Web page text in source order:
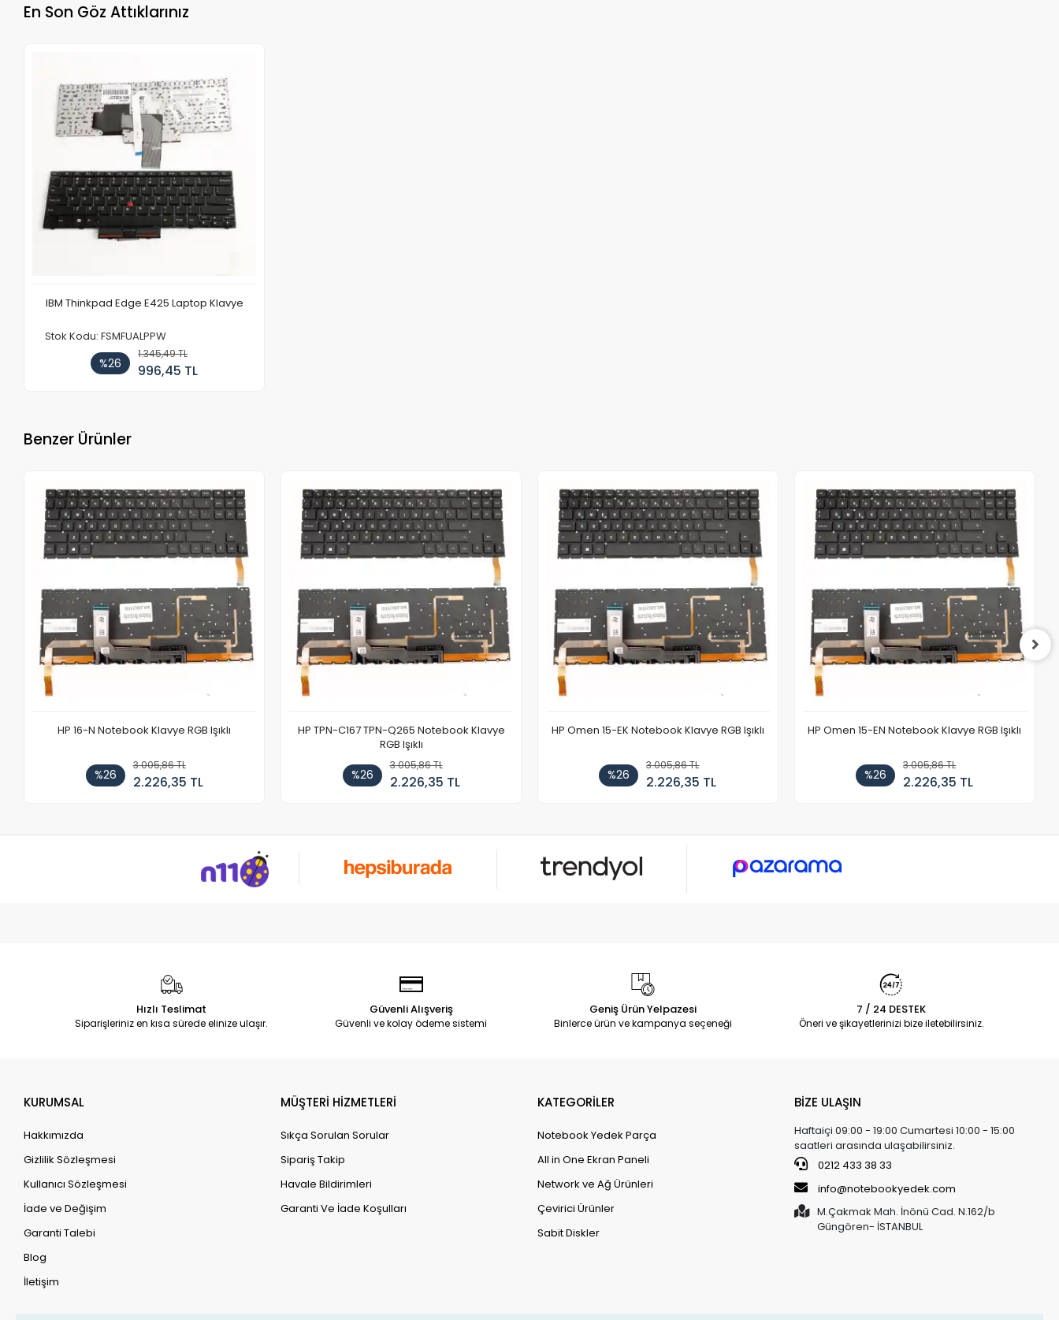
En Son Göz Attıklarınız
IBM Thinkpad Edge E425 Laptop Klavye
Stok Kodu: FSMFUALPPW
%26
1.345,49 TL
996,45 TL
Benzer Ürünler
HP 16-N Notebook Klavye RGB Işıklı
%26
3.005,86 TL
2.226,35 TL
HP TPN-C167 TPN-Q265 Notebook Klavye
RGB Işıklı
%26
3.005,86 TL
2.226,35 TL
HP Omen 15-EK Notebook Klavye RGB Işıklı
%26
3.005,86 TL
2.226,35 TL
HP Omen 15-EN Notebook Klavye RGB Işıklı
%26
3.005,86 TL
2.226,35 TL
Hızlı Teslimat
Siparişleriniz en kısa sürede elinize ulaşır.
Güvenli Alışveriş
Güvenli ve kolay ödeme sistemi
Geniş Ürün Yelpazesi
Binlerce ürün ve kampanya seçeneği
7 / 24 DESTEK
Öneri ve şikayetlerinizi bize iletebilirsiniz.
KURUMSAL
Hakkımızda
Gizlilik Sözleşmesi
Kullanıcı Sözleşmesi
İade ve Değişim
Garanti Talebi
Blog
İletişim
MÜŞTERİ HİZMETLERİ
Sıkça Sorulan Sorular
Sipariş Takip
Havale Bildirimleri
Garanti Ve İade Koşulları
KATEGORİLER
Notebook Yedek Parça
All in One Ekran Paneli
Network ve Ağ Ürünleri
Çevirici Ürünler
Sabit Diskler
BİZE ULAŞIN
Haftaiçi 09:00 - 19:00 Cumartesi 10:00 - 15:00
saatleri arasında ulaşabilirsiniz.
0212 433 38 33
info@notebookyedek.com
M.Çakmak Mah. İnönü Cad. N.162/b
Güngören- İSTANBUL